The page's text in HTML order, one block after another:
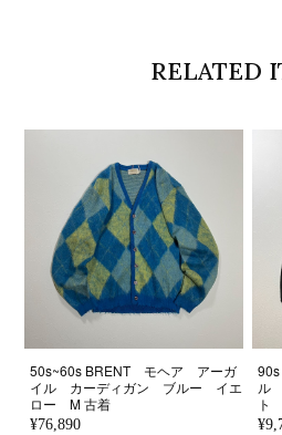
RELATED
50s~60s BRENT モヘア アーガ
イル カーディガン ブルー イエ
ロー M 古着
¥76,890
ル
ト